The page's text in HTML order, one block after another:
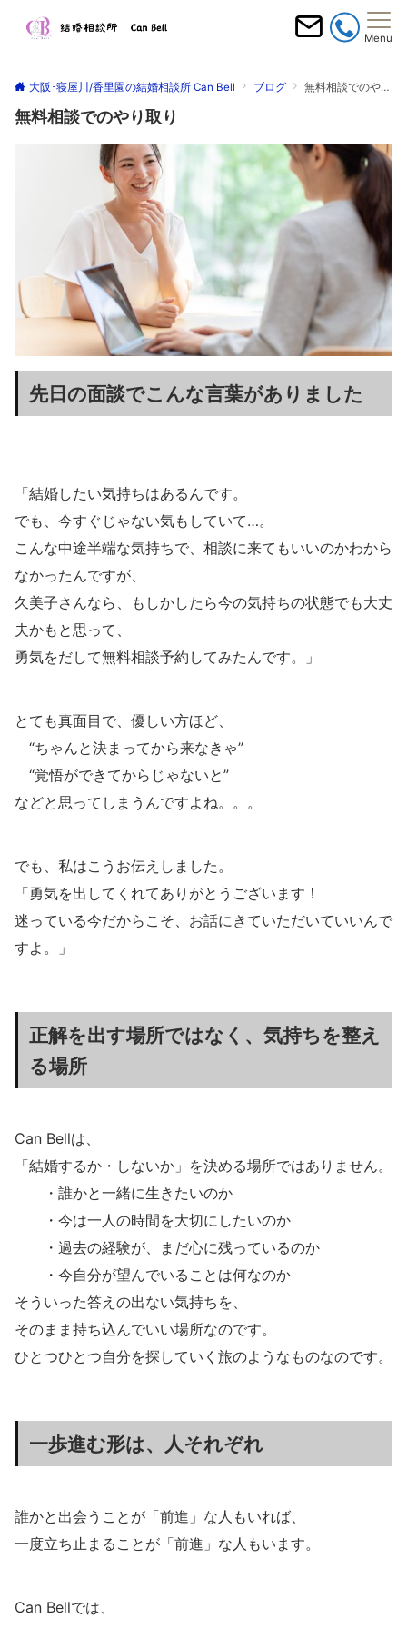
Menu
大阪･寝屋川/香里園の結婚相談所 Can Bell ブログ 無料相談でのやり取り
無料相談でのやり取り
先日の面談でこんな言葉がありました
「結婚したい気持ちはあるんです。
でも、今すぐじゃない気もしていて…。
こんな中途半端な気持ちで、相談に来てもいいのかわから
なかったんですが、
久美子さんなら、もしかしたら今の気持ちの状態でも大丈
夫かもと思って、
勇気をだして無料相談予約してみたんです。」
とても真面目で、優しい方ほど、
“ちゃんと決まってから来なきゃ”
“覚悟ができてからじゃないと”
などと思ってしまうんですよね。。。
でも、私はこうお伝えしました。
「勇気を出してくれてありがとうございます！
迷っている今だからこそ、お話にきていただいていいんで
すよ。」
正解を出す場所ではなく、気持ちを整え
る場所
Can Bellは、
「結婚するか・しないか」を決める場所ではありません。
・誰かと一緒に生きたいのか
・今は一人の時間を大切にしたいのか
・過去の経験が、まだ心に残っているのか
・今自分が望んでいることは何なのか
そういった答えの出ない気持ちを、
そのまま持ち込んでいい場所なのです。
ひとつひとつ自分を探していく旅のようなものなのです。
一歩進む形は、人それぞれ
誰かと出会うことが「前進」な人もいれば、
一度立ち止まることが「前進」な人もいます。
Can Bellでは、